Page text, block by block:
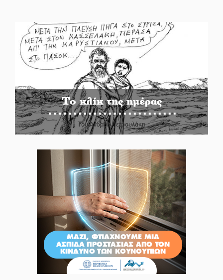
Το κλίκ της ημέρας
Του Ανδρέα Πετρουλάκη